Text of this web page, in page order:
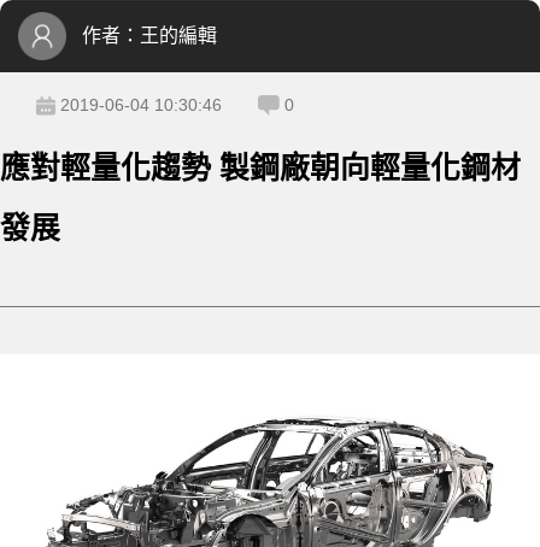
作者： 王的編輯
2019-06-04 10:30:46 0
應對輕量化趨勢 製鋼廠朝向輕量化鋼材
發展